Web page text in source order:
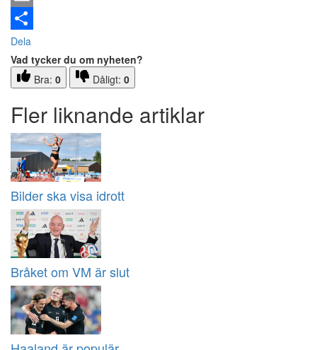
Email
Dela
Vad tycker du om nyheten?
Bra: 0 Dåligt: 0
Fler liknande artiklar
Bilder ska visa idrott
Bråket om VM är slut